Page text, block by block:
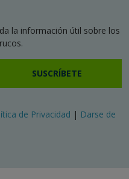
la información útil sobre los
SUSCRÍBETE
de Privacidad | Darse de